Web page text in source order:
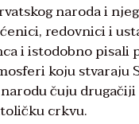
naroda i
redovnici i
i istodobno pisali
koju
čuju
crkvu.